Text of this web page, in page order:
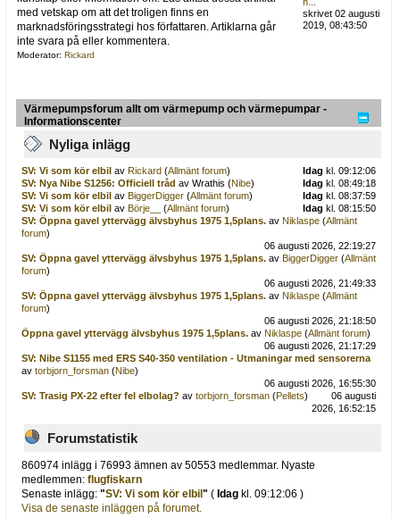
med vetskap om att det troligen finns en
marknadsföringsstrategi hos författaren. Artiklarna går
inte svara på eller kommentera.
Moderator: Rickard
skrivet 02 augusti
2019, 08:43:50
Värmepumpsforum allt om värmepump och värmepumpar -
Informationscenter
Nyliga inlägg
SV: Vi som kör elbilav Rickard(Allmänt forum) Idag kl. 09:12:06
SV: Nya Nibe S1256: Officiell tråd av Wrathis (Nibe) Idag kl. 08:49:18
SV: Vi som kör elbilav BiggerDigger(Allmänt forum) Idag kl. 08:37:59
SV: Vi som kör elbilav Börje__ (Allmänt forum) Idag kl. 08:15:50
SV: Öppna gavel yttervägg älvsbyhus 1975 1,5plans.av Niklaspe(Allmänt
forum)
06 augusti 2026, 22:19:27
SV: Öppna gavel yttervägg älvsbyhus 1975 1,5plans.av BiggerDigger(Allmänt
forum)
06 augusti 2026, 21:49:33
SV: Öppna gavel yttervägg älvsbyhus 1975 1,5plans.av Niklaspe(Allmänt
forum)
06 augusti 2026, 21:18:50
Öppna gavel yttervägg älvsbyhus 1975 1,5plans.av Niklaspe(Allmänt forum)
06 augusti 2026, 21:17:29
SV: Nibe S1155 med ERS S40-350 ventilation - Utmaningar med sensorerna
av torbjorn_forsman(Nibe)
06 augusti 2026, 16:55:30
SV: Trasig PX-22 efter fel elbolag? av torbjorn_forsman(Pellets)
06 augusti
2026, 16:52:15
Forumstatistik
860974 inlägg i 76993 ämnen av 50553 medlemmar. Nyaste
medlemmen:flugfiskarn
Senaste inlägg:"SV: Vi som kör elbil" ( Idag kl. 09:12:06 )
Visa de senaste inläggen på forumet.